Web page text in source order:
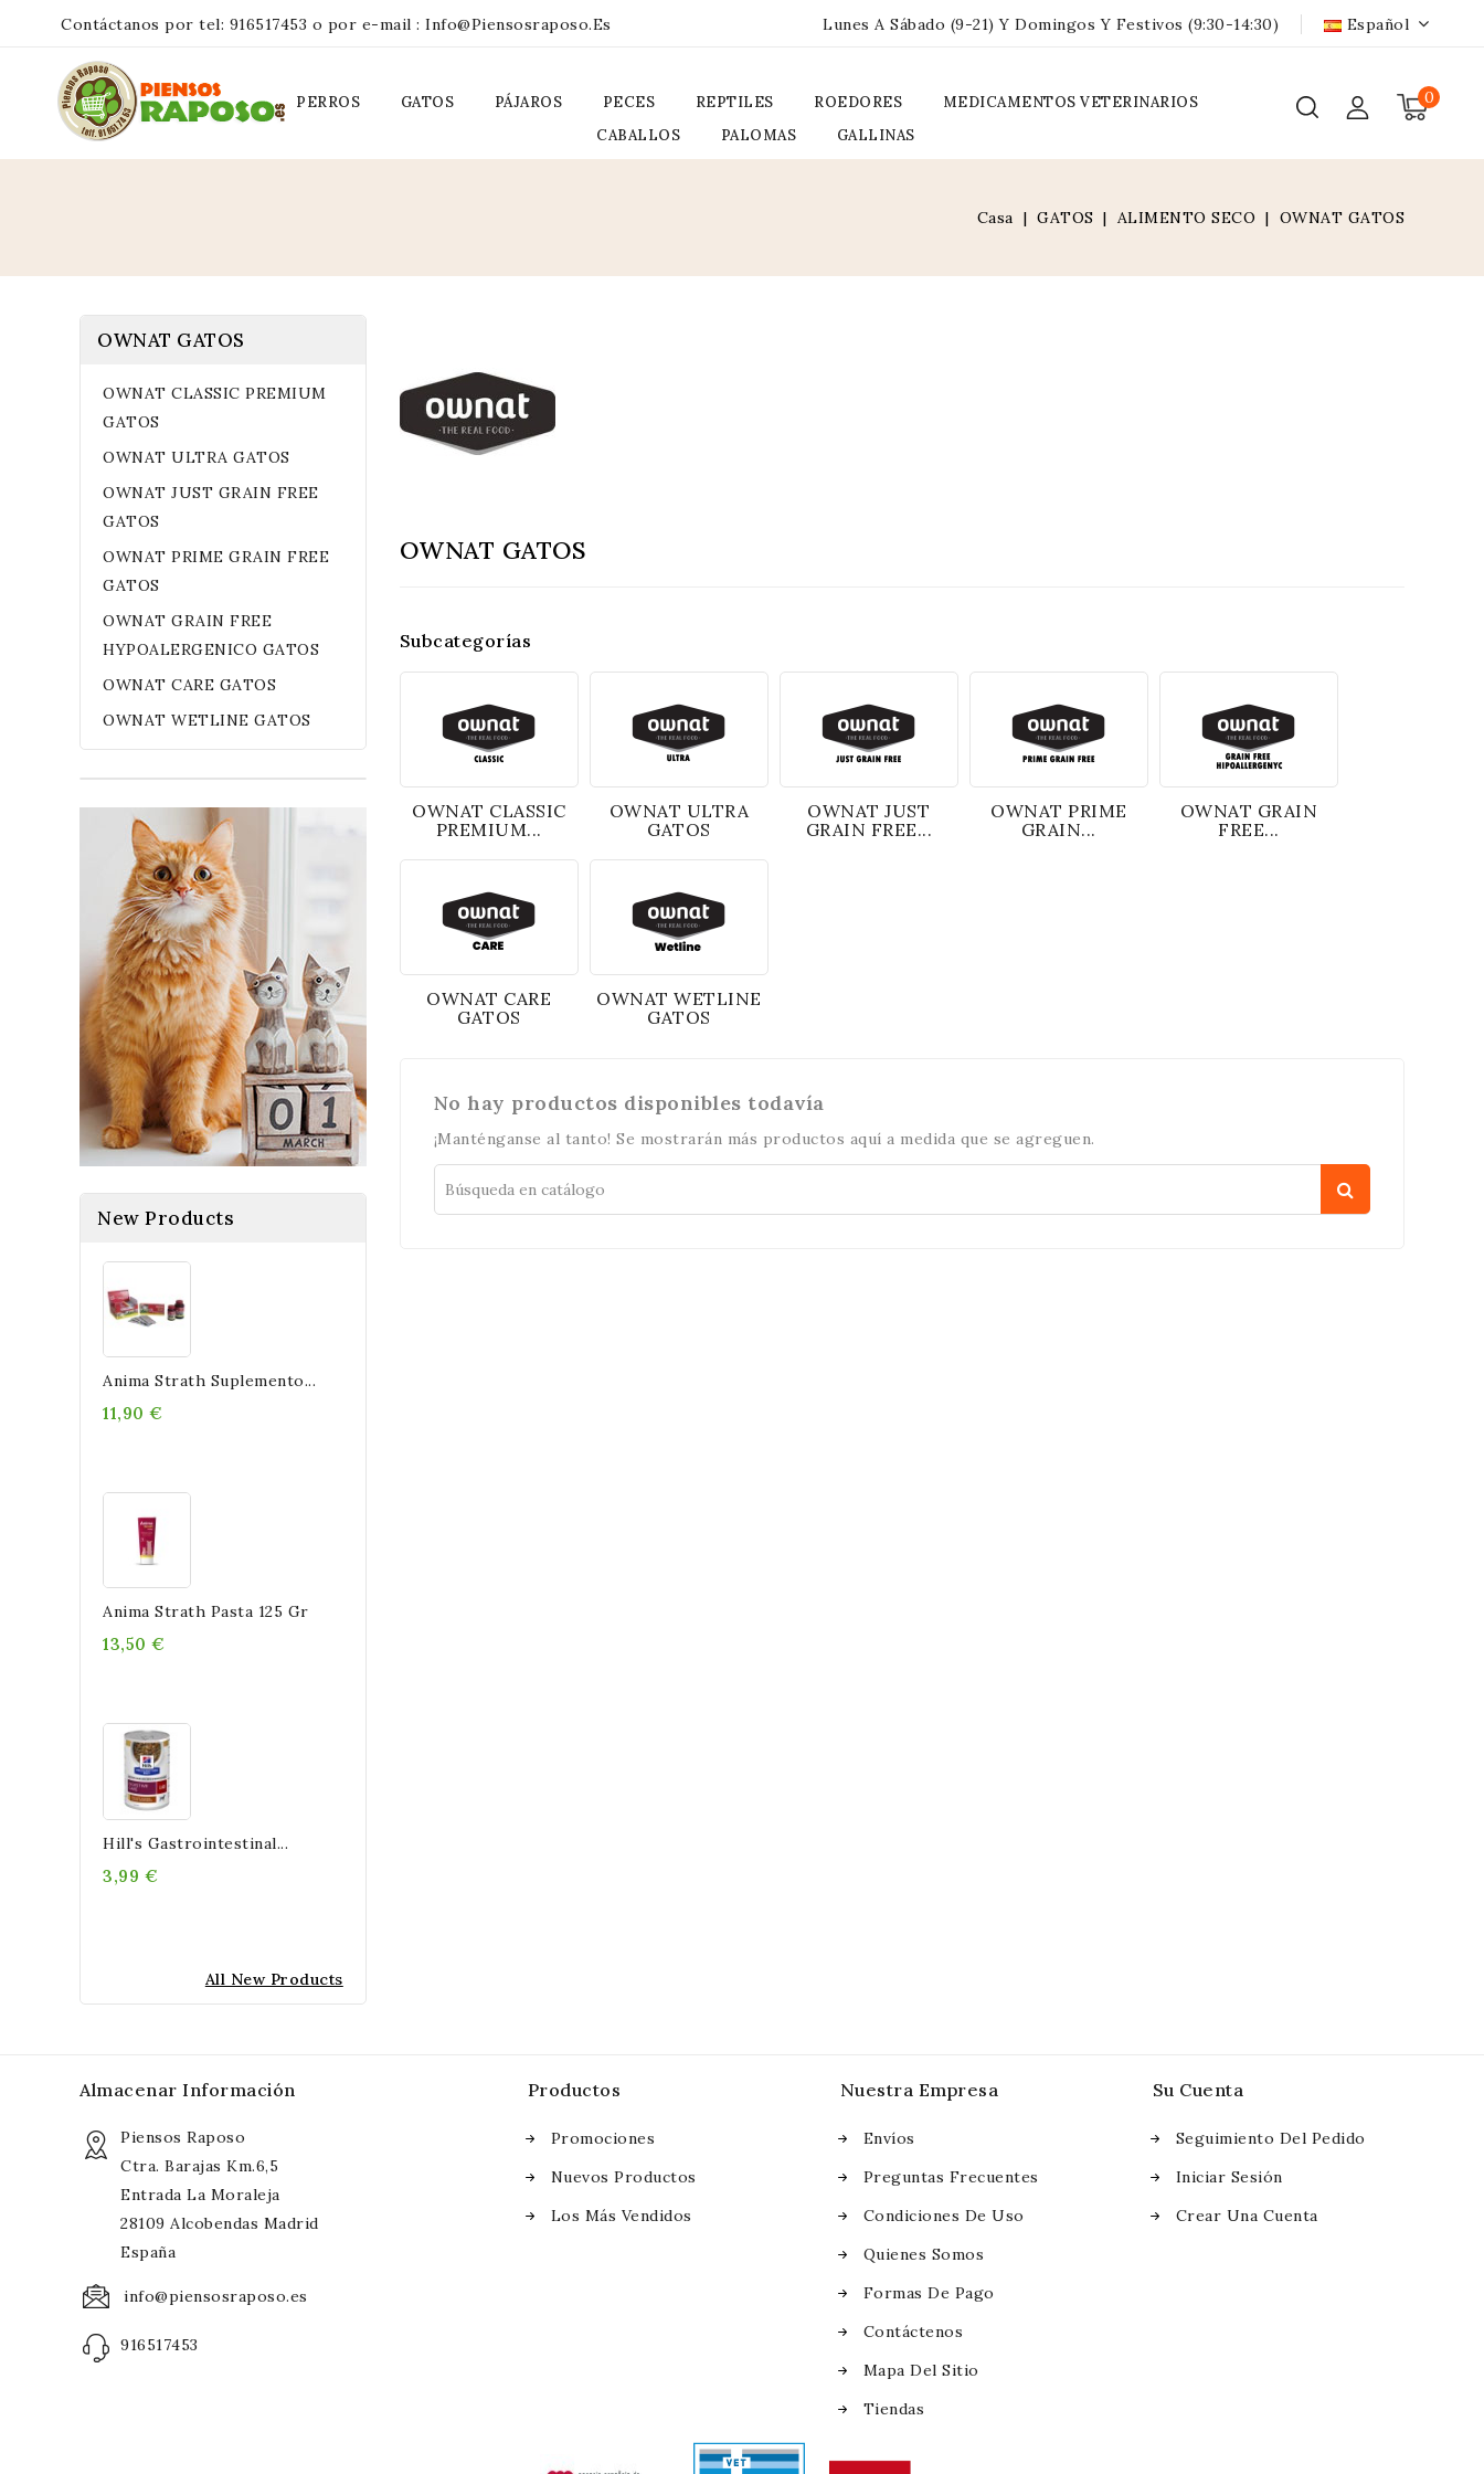
Contáctanos por tel: 916517453 o por e-mail : Info@piensosraposo.es Lunes A Sábado (9-21) Y Domingos Y Festivos (9:30-14:30) Español
0
PERROS GATOS PÁJAROS PECES REPTILES ROEDORES
MEDICAMENTOS VETERINARIOS
CABALLOS
PALOMAS GALLINAS
Casa GATOS ALIMENTO SECO OWNAT GATOS
OWNAT GATOS
OWNAT CLASSIC PREMIUM
GATOS
OWNAT ULTRA GATOS
OWNAT JUST GRAIN FREE
GATOS
OWNAT PRIME GRAIN FREE
GATOS
OWNAT GRAIN FREE
HYPOALERGENICO GATOS
OWNAT CARE GATOS
OWNAT WETLINE GATOS
New Products
Anima Strath Suplemento...
11,90 €
Anima Strath Pasta 125 Gr
13,50 €
Hill's Gastrointestinal...
3,99 €
All New Products
OWNAT GATOS
Subcategorías
OWNAT CLASSIC
PREMIUM...
OWNAT ULTRA
GATOS
OWNAT JUST
GRAIN FREE...
OWNAT PRIME
GRAIN...
OWNAT GRAIN
FREE...
OWNAT CARE
GATOS
OWNAT WETLINE
GATOS
No hay productos disponibles todavía
¡Manténganse al tanto! Se mostrarán más productos aquí a medida que se agreguen.
Almacenar Información
Piensos Raposo
Ctra. Barajas Km.6,5
Entrada La Moraleja
28109 Alcobendas Madrid
España
info@piensosraposo.es
916517453
Productos
Promociones
Nuevos Productos
Los Más Vendidos
Nuestra Empresa
Envíos
Preguntas Frecuentes
Condiciones De Uso
Quienes Somos
Formas De Pago
Contáctenos
Mapa Del Sitio
Tiendas
Su Cuenta
Seguimiento Del Pedido
Iniciar Sesión
Crear Una Cuenta